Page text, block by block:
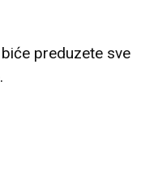
preduzete sve